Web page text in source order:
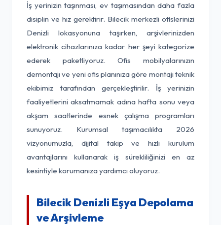
İş yerinizin taşınması, ev taşımasından daha fazla
disiplin ve hız gerektirir. Bilecik merkezli ofislerinizi
Denizli lokasyonuna taşırken, arşivlerinizden
elektronik cihazlarınıza kadar her şeyi kategorize
ederek paketliyoruz. Ofis mobilyalarınızın
demontajı ve yeni ofis planınıza göre montajı teknik
ekibimiz tarafından gerçekleştirilir. İş yerinizin
faaliyetlerini aksatmamak adına hafta sonu veya
akşam saatlerinde esnek çalışma programları
sunuyoruz. Kurumsal taşımacılıkta 2026
vizyonumuzla, dijital takip ve hızlı kurulum
avantajlarını kullanarak iş sürekliliğinizi en az
kesintiyle korumanıza yardımcı oluyoruz.
Bilecik Denizli Eşya Depolama
ve Arşivleme